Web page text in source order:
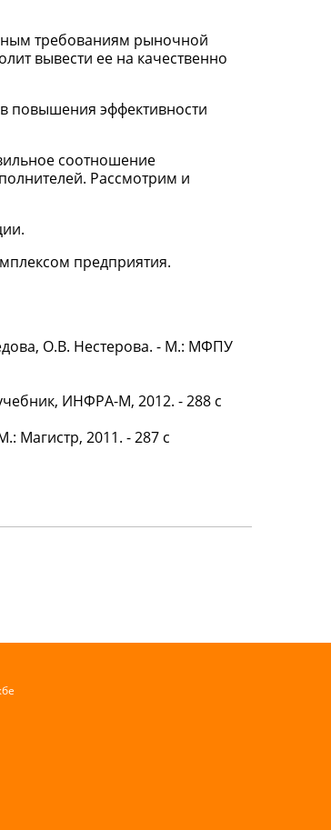
требованиям рыночной
вывести ее на качественно
повышения эффективности
соотношение
Рассмотрим и
предприятия.
О.В. Нестерова. - М.: МФПУ
ИНФРА-М, 2012. - 288 c
Магистр, 2011. - 287 c